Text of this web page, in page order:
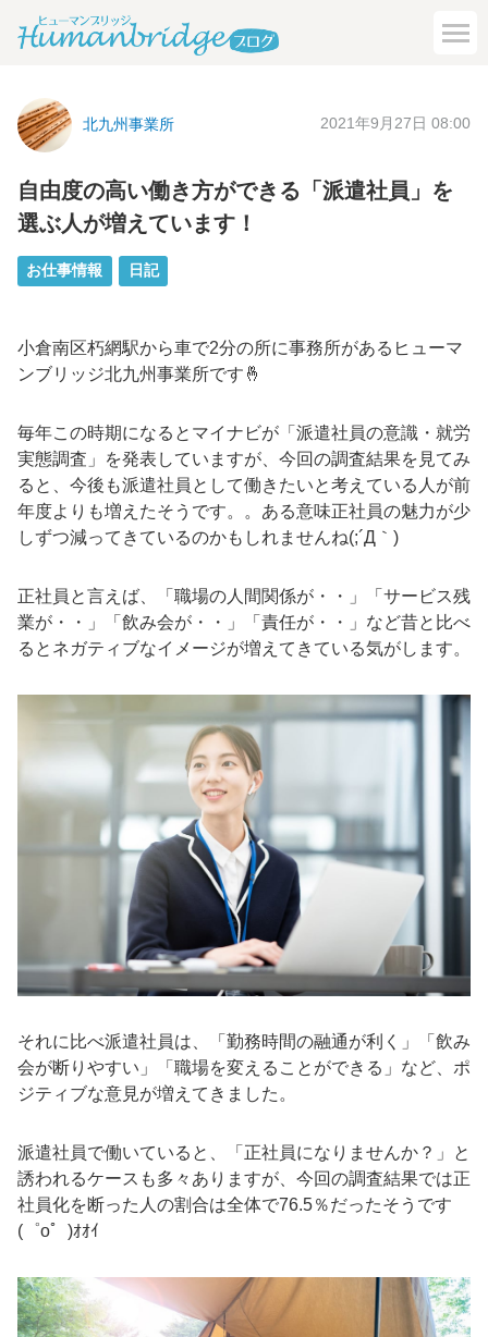
北九州事業所 2021年9月27日 08:00
自由度の高い働き方ができる「派遣社員」を
選ぶ人が増えています！
お仕事情報 日記
小倉南区朽網駅から車で2分の所に事務所があるヒューマ
ンブリッジ北九州事業所です🤞
毎年この時期になるとマイナビが「派遣社員の意識・就労
実態調査」を発表していますが、今回の調査結果を見てみ
ると、 今後も派遣社員として働きたいと考えている人が前
年度よりも増えたそうです。。ある意味正社員の魅力が少
しずつ減ってきているのかもしれませんね(;´Д｀)
正社員と言えば、「職場の人間関係が・・」「サービス残
業が・・」「飲み会が・・」「責任が・・」など昔と比べ
るとネガティブなイメージが増えてきている気がします。
それに比べ派遣社員は、
「勤務時間の融通が利く」「飲み
会が断りやすい」「職場を変えることができる」など、ポ
ジティブな意見が増えてきました。
派遣社員で働いていると、「正社員になりませんか？」と
誘われるケースも多々ありますが、今回の調査結果では正
社員化を断った人の割合は全体で76.5％だったそうです
(゜o゜)ｵｵｲ